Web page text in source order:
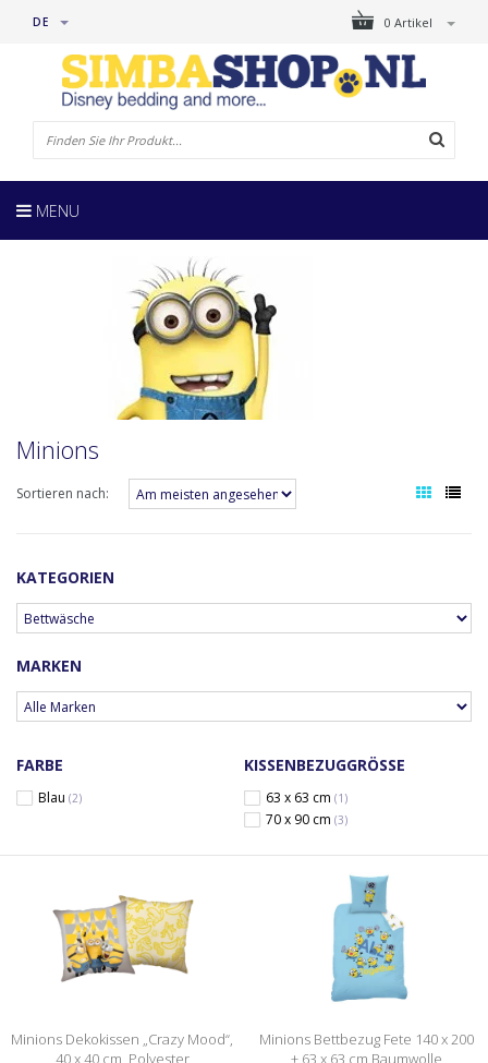
0 Artikel
DE
MENU
Minions
Sortieren nach:
KATEGORIEN
MARKEN
FARBE
Blau (2)
KISSENBEZUGGRÖSSE
63 x 63 cm (1)
70 x 90 cm (3)
Minions Dekokissen „Crazy Mood“,
40 x 40 cm, Polyester
Minions Bettbezug Fete 140 x 200
+ 63 x 63 cm Baumwolle